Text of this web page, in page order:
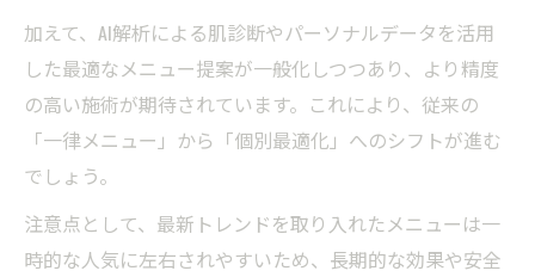
話題のテクノロジー活用エステ体験記
エステ業界の革新と話題の技術を解説
フェイシャルエステと先端技術の融合事例
テクノロジーが変えるエステの新しい価値
加えて、AI解析による肌診断やパーソナルデータを活用
した最適なメニュー提案が一般化しつつあり、より精度
の高い施術が期待されています。これにより、従来の
「一律メニュー」から「個別最適化」へのシフトが進む
でしょう。
注意点として、最新トレンドを取り入れたメニューは一
時的な人気に左右されやすいため、長期的な効果や安全